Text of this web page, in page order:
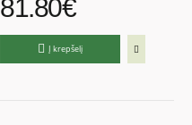
81.80€
Į krepšelį